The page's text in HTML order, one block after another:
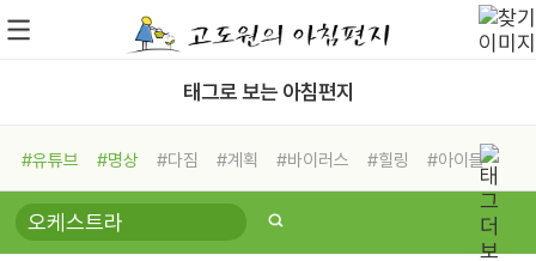
태그로 보는 아침편지
#유튜브 #명상 #다짐 #계획 #바이러스 #힐링
#아이들
#비전캠프
#독서캠프 #삶
#희망
#나눔 #친구 #링컨학교